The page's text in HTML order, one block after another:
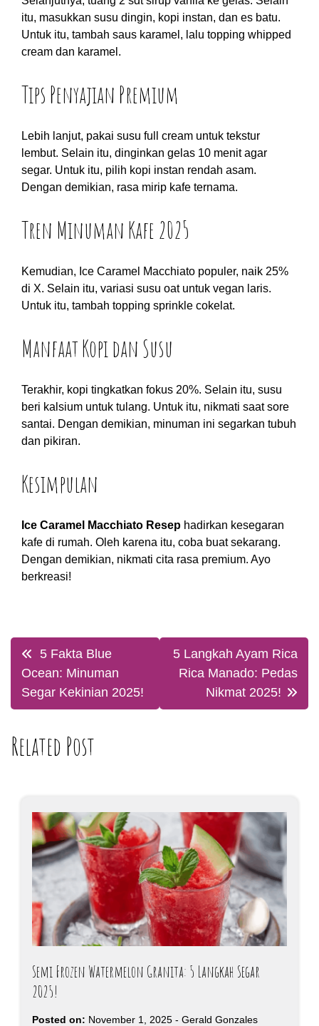
itu, masukkan susu dingin, kopi instan, dan es batu.
Untuk itu, tambah saus karamel, lalu topping whipped
cream dan karamel.
Tips Penyajian Premium
Lebih lanjut, pakai susu full cream untuk tekstur
lembut. Selain itu, dinginkan gelas 10 menit agar
segar. Untuk itu, pilih kopi instan rendah asam.
Dengan demikian, rasa mirip kafe ternama.
Tren Minuman Kafe 2025
Kemudian, Ice Caramel Macchiato populer, naik 25%
di X. Selain itu, variasi susu oat untuk vegan laris.
Untuk itu, tambah topping sprinkle cokelat.
Manfaat Kopi dan Susu
Terakhir, kopi tingkatkan fokus 20%. Selain itu, susu
beri kalsium untuk tulang. Untuk itu, nikmati saat sore
santai. Dengan demikian, minuman ini segarkan tubuh
dan pikiran.
Kesimpulan
Ice Caramel Macchiato Resep hadirkan kesegaran
kafe di rumah. Oleh karena itu, coba buat sekarang.
Dengan demikian, nikmati cita rasa premium. Ayo
berkreasi!
Post
navigation
5 Fakta Blue
Ocean: Minuman
Segar Kekinian 2025!
5 Langkah Ayam Rica
Rica Manado: Pedas
Nikmat 2025!
Related Post
Semi Frozen Watermelon Granita: 5 Langkah Segar
2025!
Posted on: November 1, 2025 - Gerald Gonzales